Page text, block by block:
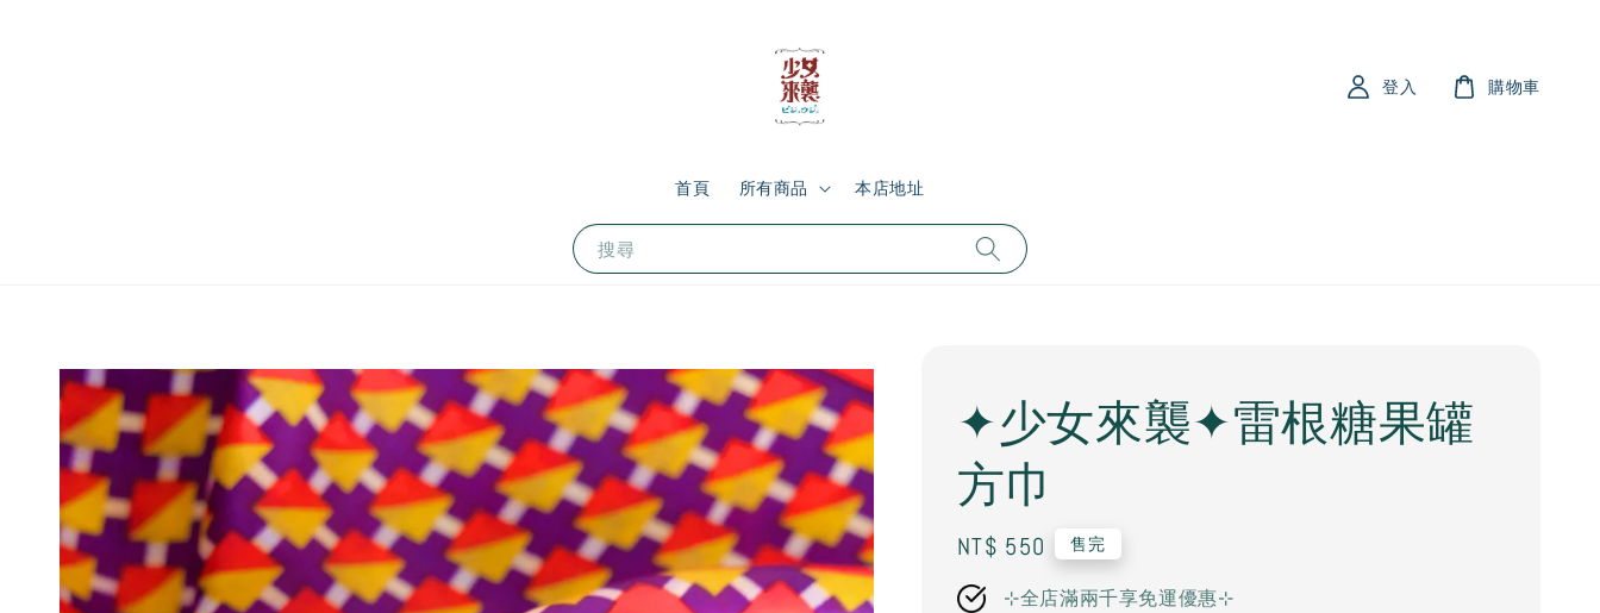
搜尋
首頁 所有商品 本店地址
登入 購物車
✦少女來襲✦雷根糖果罐
方巾
Regular
price
NT$ 550 售完
⊹全店滿兩千享免運優惠⊹